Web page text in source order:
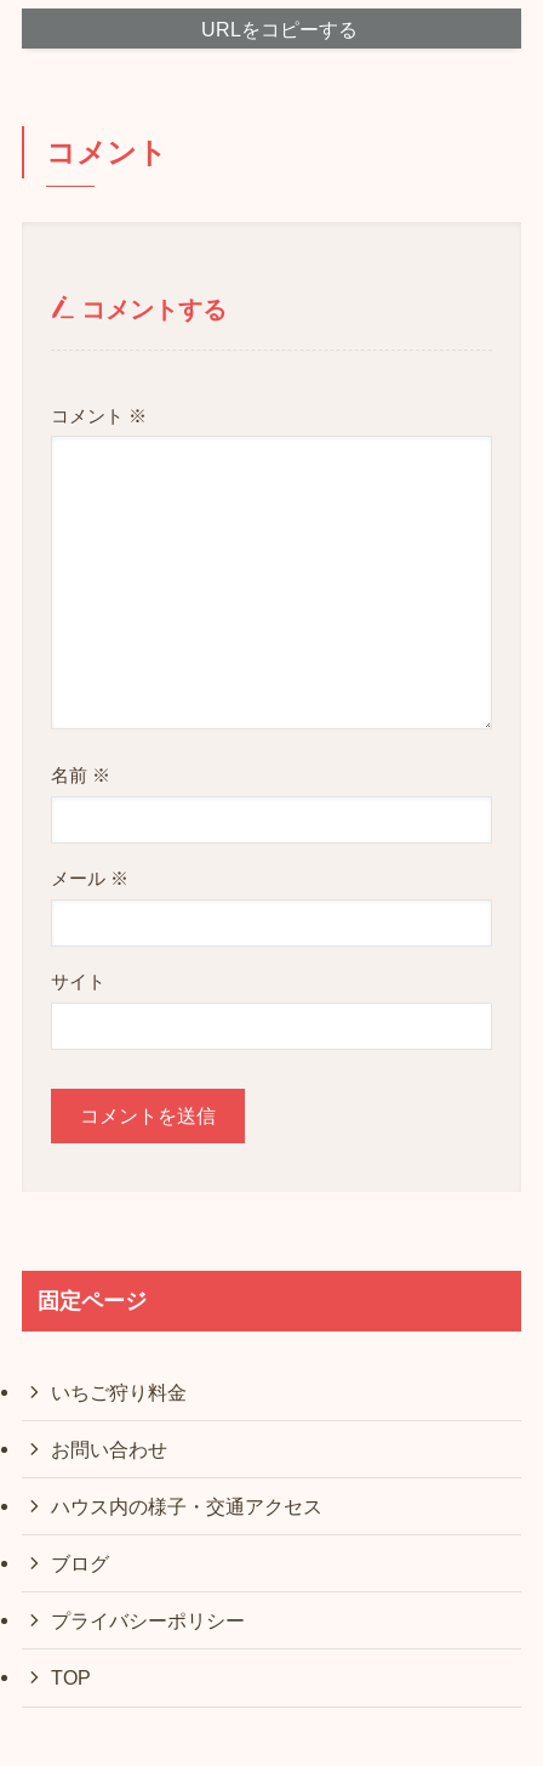
URLをコピーする
コメント
コメントする
コメント ※
名前 ※
メール ※
サイト
固定ページ
いちご狩り料金
お問い合わせ
ハウス内の様子・交通アクセス
ブログ
プライバシーポリシー
TOP